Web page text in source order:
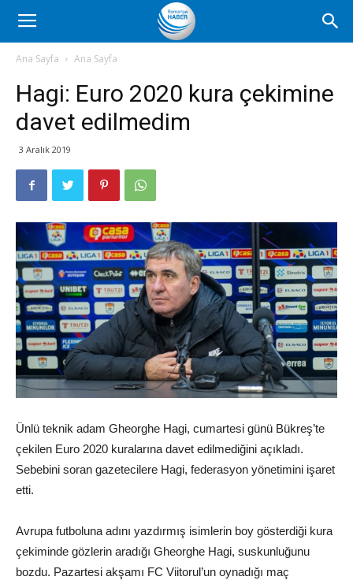
Romanya
Haber
Ana Sayfa Ana Sayfa
Hagi: Euro 2020 kura çekimine
davet edilmedim
3 Aralık 2019
Ünlü teknik adam Gheorghe Hagi, cumartesi günü Bükreş’te
çekilen Euro 2020 kuralarına davet edilmediğini açıkladı.
Sebebini soran gazetecilere Hagi, federasyon yönetimini işaret
etti.
Avrupa futboluna adını yazdırmış isimlerin boy gösterdiği kura
çekiminde gözlerin aradığı Gheorghe Hagi, suskunluğunu
bozdu. Pazartesi akşamı FC Viitorul’un oynadığı maç